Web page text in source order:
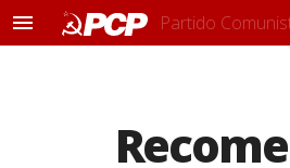
M
Partido